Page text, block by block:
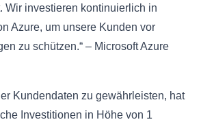
Wir investieren kontinuierlich in
Azure, um unsere Kunden vor
zu schützen.“ – Microsoft Azure
Kundendaten zu gewährleisten, hat
Investitionen in Höhe von 1